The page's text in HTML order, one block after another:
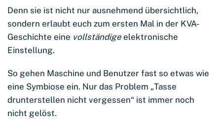
Denn sie ist nicht nur ausnehmend übersichtlich,
sondern erlaubt euch zum ersten Mal in der KVA-
Geschichte eine vollständige elektronische
Einstellung.
So gehen Maschine und Benutzer fast so etwas wie
eine Symbiose ein. Nur das Problem „Tasse
drunterstellen nicht vergessen“ ist immer noch
nicht gelöst.